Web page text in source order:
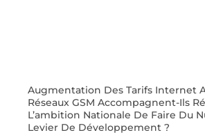
Augmentation Des Tarifs Internet
Réseaux GSM Accompagnent-Ils
L’ambition Nationale De Faire Du
Levier De Développement ?